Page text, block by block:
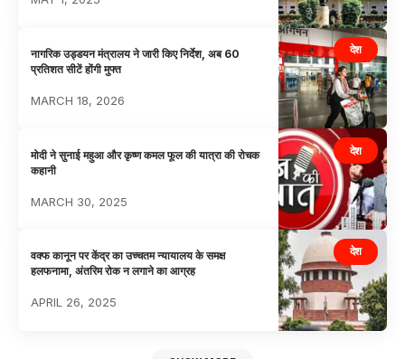
देश
नागरिक उड्डयन मंत्रालय ने जारी किए निर्देश, अब 60
प्रतिशत सीटें होंगी मुफ्त
MARCH 18, 2026
देश
मोदी ने सुनाई महुआ और कृष्ण कमल फूल की यात्रा की रोचक
कहानी
MARCH 30, 2025
देश
वक्फ कानून पर केंद्र का उच्चतम न्यायालय के समक्ष
हलफनामा, अंतरिम रोक न लगाने का आग्रह
APRIL 26, 2025